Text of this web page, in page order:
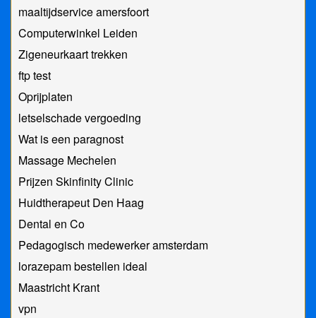
maaltijdservice amersfoort
Computerwinkel Leiden
Zigeneurkaart trekken
ftp test
Oprijplaten
letselschade vergoeding
Wat is een paragnost
Massage Mechelen
Prijzen Skinfinity Clinic
Huidtherapeut Den Haag
Dental en Co
Pedagogisch medewerker amsterdam
lorazepam bestellen ideal
Maastricht Krant
vpn